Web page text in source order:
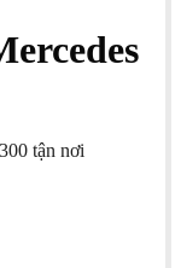
tận nơi